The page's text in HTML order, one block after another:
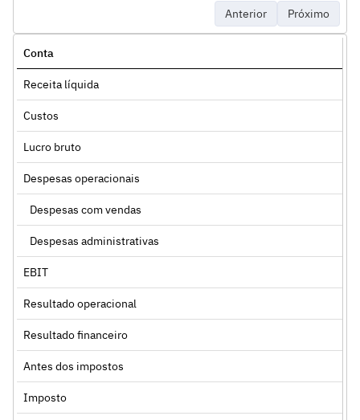
Anterior Próximo
Conta
Receita líquida
Custos
Lucro bruto
Despesas operacionais
Despesas com vendas
Despesas administrativas
EBIT
Resultado operacional
Resultado financeiro
Antes dos impostos
Imposto